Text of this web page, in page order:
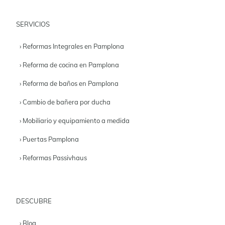
SERVICIOS
› Reformas Integrales en Pamplona
› Reforma de cocina en Pamplona
› Reforma de baños en Pamplona
› Cambio de bañera por ducha
› Mobiliario y equipamiento a medida
› Puertas Pamplona
› Reformas Passivhaus
DESCUBRE
› Blog